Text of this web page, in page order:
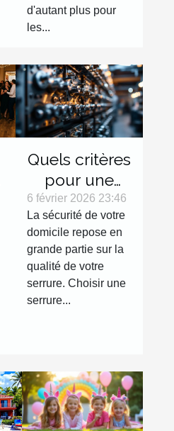
d'autant plus pour
les...
Quels critères
pour une
serrure haute
sécurité
efficace ?
6 février 2026 23:46
La sécurité de votre
domicile repose en
grande partie sur la
qualité de votre
serrure. Choisir une
serrure...